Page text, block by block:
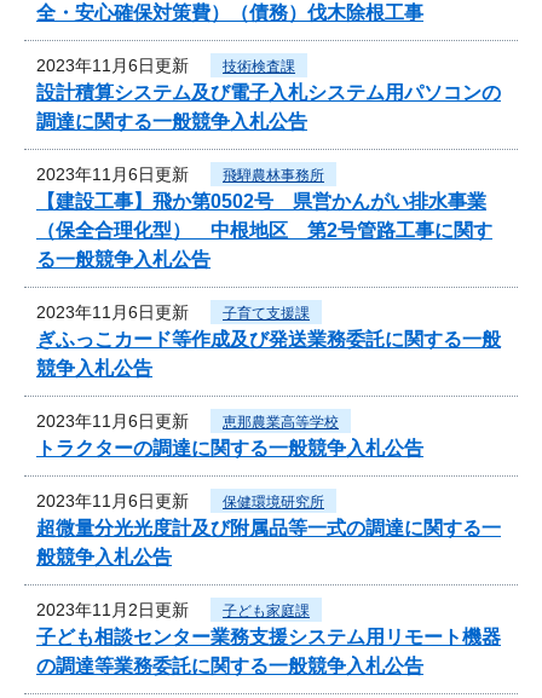
全・安心確保対策費）（債務）伐木除根工事
2023年11月6日更新 技術検査課
設計積算システム及び電子入札システム用パソコンの
調達に関する一般競争入札公告
2023年11月6日更新 飛騨農林事務所
【建設工事】飛か第0502号 県営かんがい排水事業
（保全合理化型） 中根地区 第2号管路工事に関す
る一般競争入札公告
2023年11月6日更新 子育て支援課
ぎふっこカード等作成及び発送業務委託に関する一般
競争入札公告
2023年11月6日更新 恵那農業高等学校
トラクターの調達に関する一般競争入札公告
2023年11月6日更新 保健環境研究所
超微量分光光度計及び附属品等一式の調達に関する一
般競争入札公告
2023年11月2日更新 子ども家庭課
子ども相談センター業務支援システム用リモート機器
の調達等業務委託に関する一般競争入札公告